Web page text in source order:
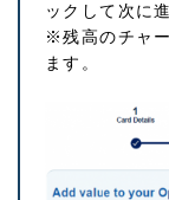
ックして次に
※残高のチャ
ます。